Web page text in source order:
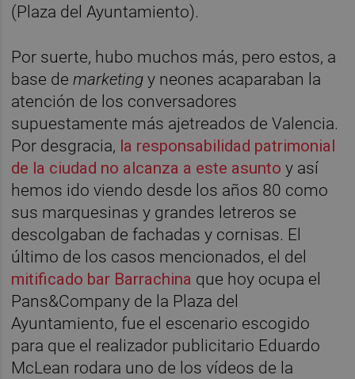
(Plaza del Ayuntamiento).
Por suerte, hubo muchos más, pero estos, a
base demarketing y neones acaparaban la
atención de los conversadores
supuestamente más ajetreados de Valencia.
Por desgracia, la responsabilidad patrimonial
de la ciudad no alcanza a este asunto y así
hemos ido viendo desde los años 80 como
sus marquesinas y grandes letreros se
descolgaban de fachadas y cornisas. El
último de los casos mencionados, el del
mitificado bar Barrachina que hoy ocupa el
Pans&Company de la Plaza del
Ayuntamiento, fue el escenario escogido
para que el realizador publicitario Eduardo
McLean rodara uno de los vídeos de la